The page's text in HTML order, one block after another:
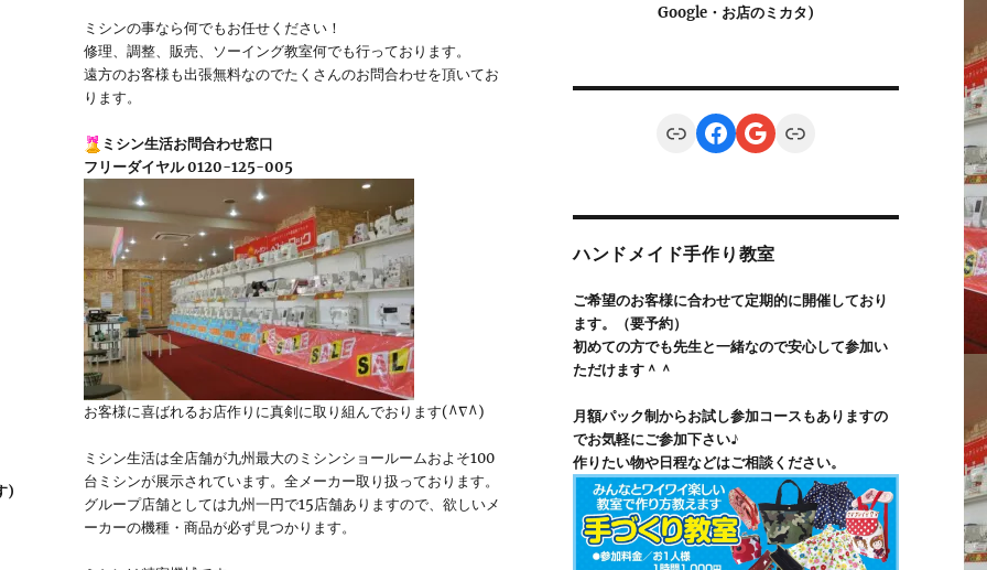
)
ミシンの事なら何でもお任せください！
修理、調整、販売、ソーイング教室何でも行っております。
遠方のお客様も出張無料なのでたくさんのお問合わせを頂いてお
ります。
ミシン生活お問合わせ窓口
フリーダイヤル 0120-125-005
お客様に喜ばれるお店作りに真剣に取り組んでおります(^∇^)
ミシン生活は全店舗が九州最大のミシンショールームおよそ100
台ミシンが展示されています。全メーカー取り扱っております。
グループ店舗としては九州一円で15店舗ありますので、欲しいメ
ーカーの機種・商品が必ず見つかります。
Google・お店のミカタ)
LinkFacebook
Google
Link
ハンドメイド手作り教室
ご希望のお客様に合わせて定期的に開催しており
ます。（要予約）
初めての方でも先生と一緒なので安心して参加い
ただけます＾＾
月額パック制からお試し参加コースもありますの
でお気軽にご参加下さい♪
作りたい物や日程などはご相談ください。